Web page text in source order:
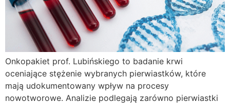
Onkopakiet prof. Lubińskiego to badanie krwi
oceniające stężenie wybranych pierwiastków, które
mają udokumentowany wpływ na procesy
nowotworowe. Analizie podlegają zarówno pierwiastki